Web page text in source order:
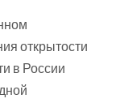
открытости
в России